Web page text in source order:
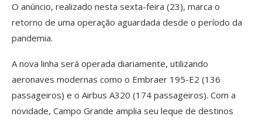
O anúncio, realizado nesta sexta-feira (23), marca o
retorno de uma operação aguardada desde o período da
pandemia.
A nova linha será operada diariamente, utilizando
aeronaves modernas como o Embraer 195-E2 (136
passageiros) e o Airbus A320 (174 passageiros). Com a
novidade, Campo Grande amplia seu leque de destinos